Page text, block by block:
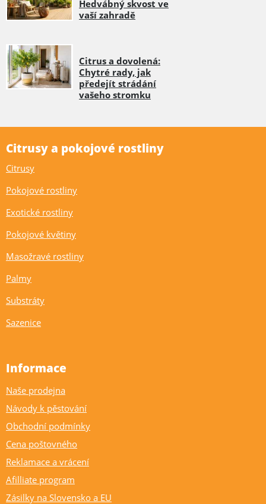
Hedvábný skvost ve
vaší zahradě
Citrus a dovolená:
Chytré rady, jak
předejít strádání
vašeho stromku
Citrusy a pokojové rostliny
Citrusy
Pokojové rostliny
Exotické rostliny
Pokojové květiny
Masožravé rostliny
Palmy
Substráty
Sazenice
Informace
Naše prodejna
Návody k pěstování
Obchodní podmínky
Cena poštovného
Reklamace a vrácení
Afilliate program
Zásilky na Slovensko a EU